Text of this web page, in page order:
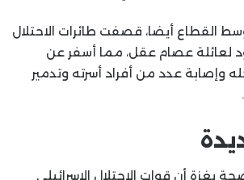
القطاع أيضا، قصفت طائرات الاحتلال
لعائلة عصام عقل، مما أسفر عن
وإصابة عدد من أفراد أسرته وتدمير
بغزة أن قوات الاحتلال الإسرائيلي